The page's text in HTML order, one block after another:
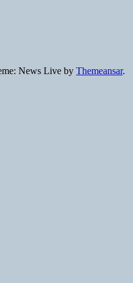
News Live by Themeansar.